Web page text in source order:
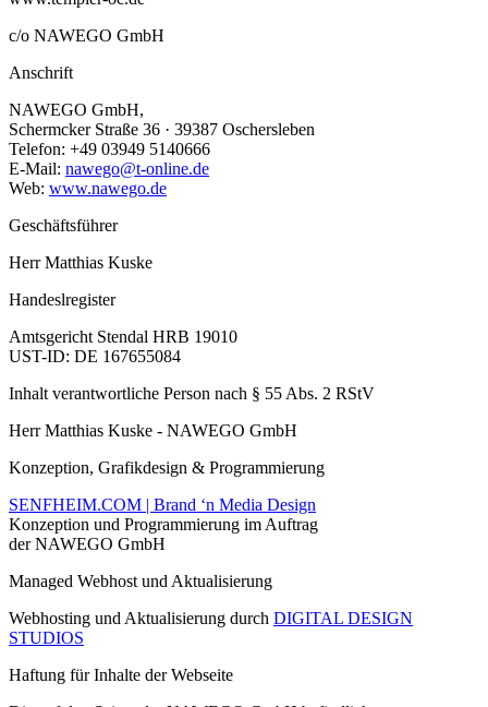
c/o NAWEGO GmbH
Anschrift
NAWEGO GmbH,
Schermcker Straße 36 · 39387 Oschersleben
Telefon: +49 03949 5140666
E-Mail: nawego@t-online.de
Web: www.nawego.de
Geschäftsführer
Herr Matthias Kuske
Handeslregister
Amtsgericht Stendal HRB 19010
UST-ID: DE 167655084
Inhalt verantwortliche Person nach § 55 Abs. 2 RStV
Herr Matthias Kuske - NAWEGO GmbH
Konzeption, Grafikdesign & Programmierung
SENFHEIM.COM | Brand ‘n Media Design
Konzeption und Programmierung im Auftrag
der NAWEGO GmbH
Managed Webhost und Aktualisierung
Webhosting und Aktualisierung durch DIGITAL DESIGN
STUDIOS
Haftung für Inhalte der Webseite